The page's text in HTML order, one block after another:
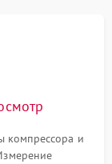
компрессора и